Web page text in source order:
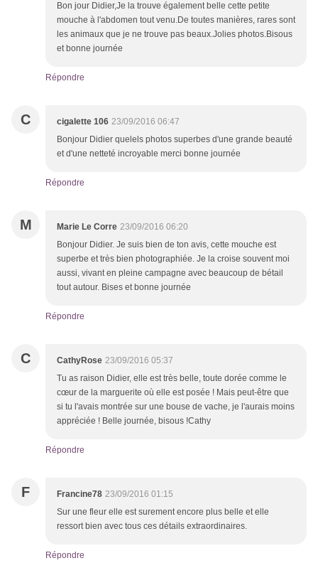
Bon jour Didier,Je la trouve également belle cette petite
mouche à l'abdomen tout venu.De toutes manières, rares sont
les animaux que je ne trouve pas beaux.Jolies photos.Bisous
et bonne journée
Répondre
C cigalette 106 23/09/2016 06:47
Bonjour Didier quelels photos superbes d'une grande beauté
et d'une netteté incroyable merci bonne journée
Répondre
M Marie Le Corre 23/09/2016 06:20
Bonjour Didier. Je suis bien de ton avis, cette mouche est
superbe et très bien photographiée. Je la croise souvent moi
aussi, vivant en pleine campagne avec beaucoup de bétail
tout autour. Bises et bonne journée
Répondre
C CathyRose 23/09/2016 05:37
Tu as raison Didier, elle est très belle, toute dorée comme le
cœur de la marguerite où elle est posée ! Mais peut-être que
si tu l'avais montrée sur une bouse de vache, je l'aurais moins
appréciée ! Belle journée, bisous !Cathy
Répondre
F Francine78 23/09/2016 01:15
Sur une fleur elle est surement encore plus belle et elle
ressort bien avec tous ces détails extraordinaires.
Répondre